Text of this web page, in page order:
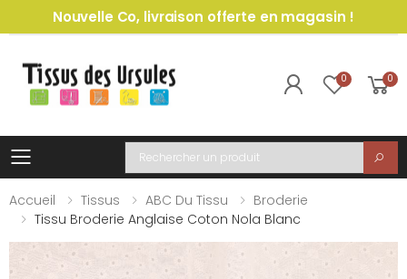
Nouvelle Co, livraison offerte en magasin !
0 0
Toggle mobile menu
Recherche
Accueil
Tissus ABC Du Tissu
Broderie
Tissu Broderie Anglaise Coton Nola Blanc